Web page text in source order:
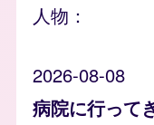
人物：
2026-08-08
病院に行って